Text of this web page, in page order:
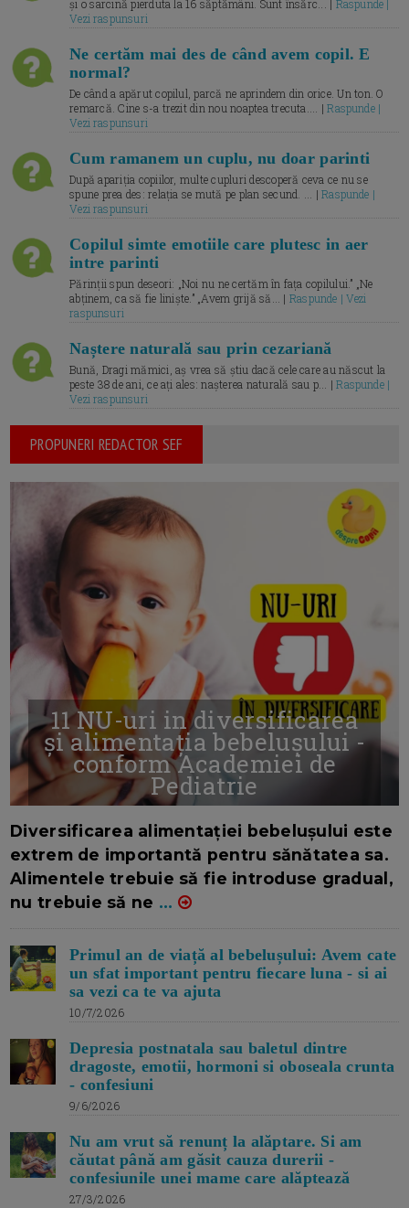
și o sarcină pierduta la 16 săptămâni. Sunt însărc... | Raspunde |
Vezi raspunsuri
Ne certăm mai des de când avem copil. E
normal?
De când a apărut copilul, parcă ne aprindem din orice. Un ton. O
remarcă. Cine s-a trezit din nou noaptea trecuta.... |Raspunde |
Vezi raspunsuri
Cum ramanem un cuplu, nu doar parinti
După apariția copiilor, multe cupluri descoperă ceva ce nu se
spune prea des: relația se mută pe plan secund. ... |Raspunde |
Vezi raspunsuri
Copilul simte emotiile care plutesc in aer
intre parinti
Părinții spun deseori: „Noi nu ne certăm în fața copilului.” „Ne
abținem, ca să fie liniște.” „Avem grijă să... | Raspunde | Vezi
raspunsuri
Naștere naturală sau prin cezariană
Bună, Dragi mămici, aș vrea să știu dacă cele care au născut la
peste 38 de ani, ce ați ales: nașterea naturală sau p... |Raspunde |
Vezi raspunsuri
PROPUNERI REDACTOR SEF
11 NU-uri in diversificarea
și alimentația bebelușului -
conform Academiei de
Pediatrie
Diversificarea alimentației bebelușului este
extrem de importantă pentru sănătatea sa.
Alimentele trebuie să fie introduse gradual,
nu trebuie să ne ...
Primul an de viață al bebelușului: Avem cate
un sfat important pentru fiecare luna - si ai
sa vezi ca te va ajuta
10/7/2026
Depresia postnatala sau baletul dintre
dragoste, emotii, hormoni si oboseala crunta
- confesiuni
9/6/2026
Nu am vrut să renunț la alăptare. Si am
căutat până am găsit cauza durerii -
confesiunile unei mame care alăptează
27/3/2026